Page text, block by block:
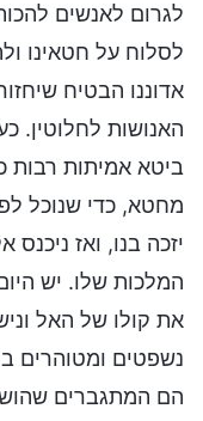
לגרום לאנשים
לסלוח על חטאינו
אדוננו הבטיח
האנושות לחלוטין.
ביטא אמיתות רבות
מחטא, כדי שנוכל
יזכה בנו, ואז
המלכות שלו. יש
את קולו של האל
נשפטים ומטוהרים
הם המתגברים